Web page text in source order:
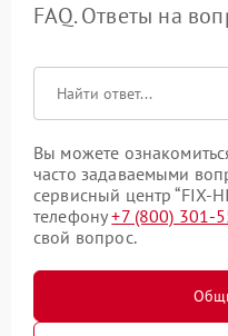
FAQ. Ответы на
Вы можете
часто задаваемыми
сервисный центр “FIX-
телефону+7 (800) 301-
свой вопрос.